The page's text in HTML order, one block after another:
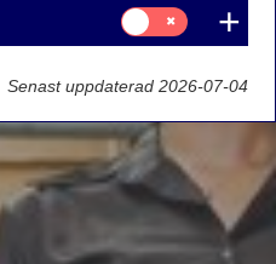
Samtycke
för:
Marknadsföring
Senast uppdaterad 2026-07-04